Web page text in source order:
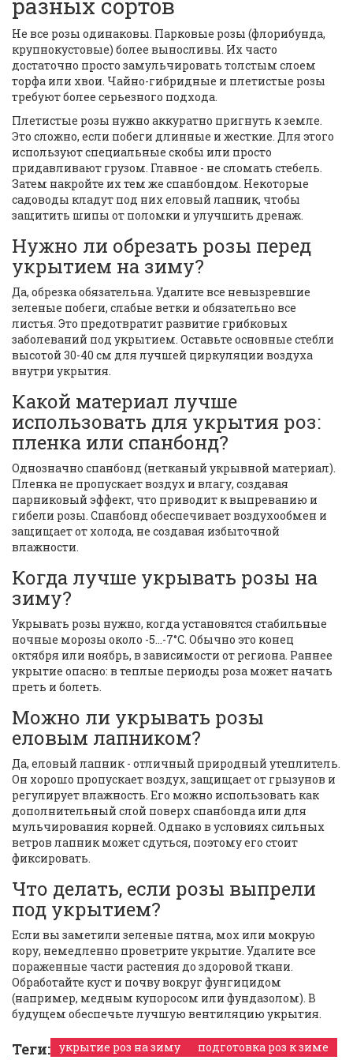
разных сортов
Не все розы одинаковы. Парковые розы (флорибунда,
крупнокустовые) более выносливы. Их часто
достаточно просто замульчировать толстым слоем
торфа или хвои. Чайно-гибридные и плетистые розы
требуют более серьезного подхода.
Плетистые розы нужно аккуратно пригнуть к земле.
Это сложно, если побеги длинные и жесткие. Для этого
используют специальные скобы или просто
придавливают грузом. Главное - не сломать стебель.
Затем накройте их тем же спанбондом. Некоторые
садоводы кладут под них еловый лапник, чтобы
защитить шипы от поломки и улучшить дренаж.
Нужно ли обрезать розы перед
укрытием на зиму?
Да, обрезка обязательна. Удалите все невызревшие
зеленые побеги, слабые ветки и обязательно все
листья. Это предотвратит развитие грибковых
заболеваний под укрытием. Оставьте основные стебли
высотой 30-40 см для лучшей циркуляции воздуха
внутри укрытия.
Какой материал лучше
использовать для укрытия роз:
пленка или спанбонд?
Однозначно спанбонд (нетканый укрывной материал).
Пленка не пропускает воздух и влагу, создавая
парниковый эффект, что приводит к выпреванию и
гибели розы. Спанбонд обеспечивает воздухообмен и
защищает от холода, не создавая избыточной
влажности.
Когда лучше укрывать розы на
зиму?
Укрывать розы нужно, когда установятся стабильные
ночные морозы около -5...-7°C. Обычно это конец
октября или ноябрь, в зависимости от региона. Раннее
укрытие опасно: в теплые периоды роза может начать
преть и болеть.
Можно ли укрывать розы
еловым лапником?
Да, еловый лапник - отличный природный утеплитель.
Он хорошо пропускает воздух, защищает от грызунов и
регулирует влажность. Его можно использовать как
дополнительный слой поверх спанбонда или для
мульчирования корней. Однако в условиях сильных
ветров лапник может сдуться, поэтому его стоит
фиксировать.
Что делать, если розы выпрели
под укрытием?
Если вы заметили зеленые пятна, мох или мокрую
кору, немедленно проветрите укрытие. Удалите все
пораженные части растения до здоровой ткани.
Обработайте куст и почву вокруг фунгицидом
(например, медным купоросом или фундазолом). В
будущем обеспечьте лучшую вентиляцию укрытия.
Теги: укрытие роз на зиму
подготовка роз к зиме